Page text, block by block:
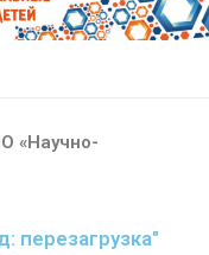
«Научно-
перезагрузка"